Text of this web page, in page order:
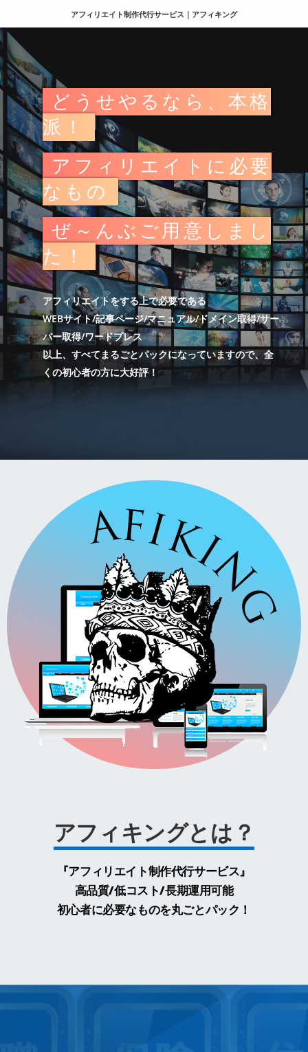
アフィリエイト制作代行サービス｜アフィキング
どうせやるなら、本格
派！
アフィリエイトに必要
なもの
ぜ～んぶご用意しまし
た！
アフィリエイトをする上で必要である
WEBサイト/記事ページ/マニュアル/ドメイン取得/サー
バー取得/ワードプレス
以上、すべてまるごとパックになっていますので、全
くの初心者の方に大好評！
アフィキングとは？
『アフィリエイト制作代行サービス』
高品質/低コスト/長期運用可能
初心者に必要なものを丸ごとパック！